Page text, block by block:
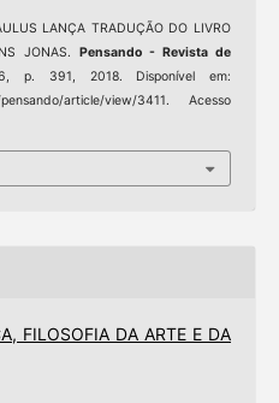
LANÇA TRADUÇÃO DO LIVRO
JONAS.Pensando - Revista de
391, 2018. Disponível em:
article/view/3411. Acesso
FILOSOFIA DA ARTE E DA